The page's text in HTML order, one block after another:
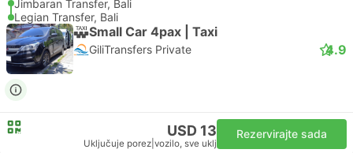
Jimbaran Transfer, Bali
Legian Transfer, Bali
Small Car 4pax | Taxi
GiliTransfers Private 4.9
USD 13
Uključuje porez vozilo, sve uklj
Rezervirajte sada